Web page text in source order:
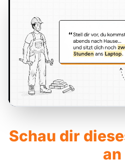
Schau dir
an